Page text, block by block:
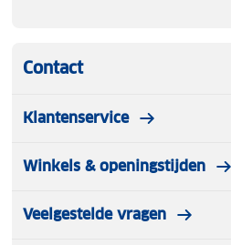
Contact
Klantenservice
Winkels & openingstijden
Veelgestelde vragen